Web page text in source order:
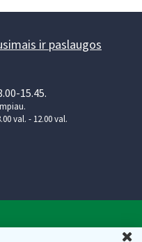
ir paslaugos
15.45.
val. - 12.00 val.
prie Lietuvos